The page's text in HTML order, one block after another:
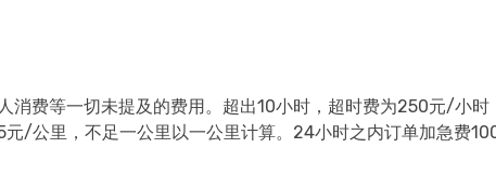
消费等一切未提及的费用。超出10小时，超时费为250元/小
元/公里，不足一公里以一公里计算。24小时之内订单加急费